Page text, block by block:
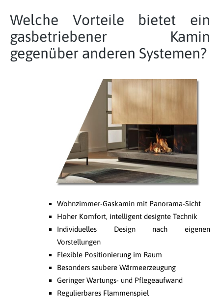
Welche Vorteile bietet ein
gasbetriebener Kamin
gegenüber anderen Systemen?
Wohnzimmer-Gaskamin mit Panorama-Sicht
Hoher Komfort, intelligent designte Technik
Individuelles Design nach eigenen
Vorstellungen
Flexible Positionierung im Raum
Besonders saubere Wärmeerzeugung
Geringer Wartungs- und Pflegeaufwand
Regulierbares Flammenspiel